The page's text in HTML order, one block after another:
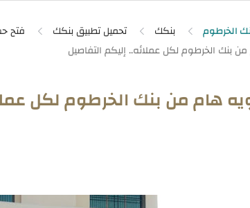
الخرطوم بنكك تحميل تطبيق بنكك فتح
هام من بنك الخرطوم لكل